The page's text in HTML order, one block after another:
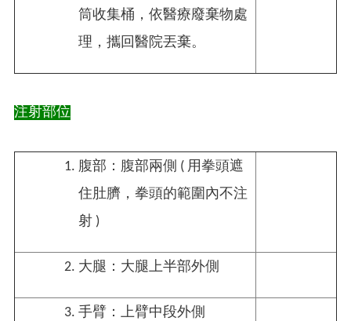
筒收集桶，依醫療廢棄物處
理，攜回醫院丟棄。
注射部位​
腹部：腹部兩側 ( 用拳頭遮
住肚臍，拳頭的範圍內不注
射 )
大腿：大腿上半部外側
手臂： 上臂中段外側